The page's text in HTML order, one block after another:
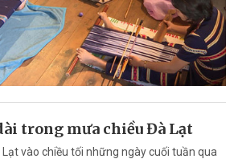
trong mưa chiều Đà Lạt
vào chiều tối những ngày cuối tuần qua